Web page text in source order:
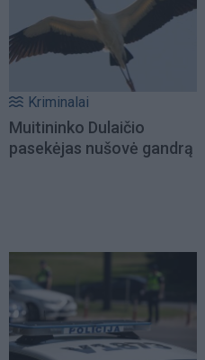
Kriminalai
Muitininko Dulaičio
pasekėjas nušovė gandrą